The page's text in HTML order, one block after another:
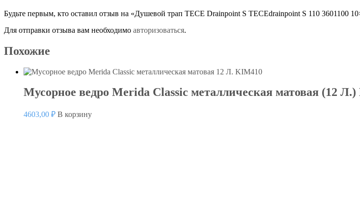
Будьте первым, кто оставил отзыв на «Душевой трап TECE Drainpoint S TECEdrainpoint S 110 3601100
Для отправки отзыва вам необходимо авторизоваться.
Похожие
Мусорное ведро Merida Classic металлическая матовая (12
4603,00 ₽ В корзину